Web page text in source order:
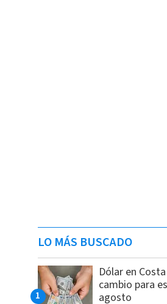
LO MÁS BUSCADO
Dólar en
cambio para
agosto